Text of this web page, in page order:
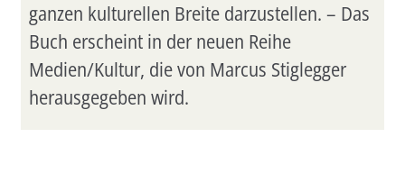
ganzen kulturellen Breite darzustellen. – Das
Buch erscheint in der neuen Reihe
Medien/Kultur, die von Marcus Stiglegger
herausgegeben wird.